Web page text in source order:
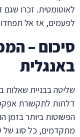
לאוטומטית. זכרו שגם
לפעמים, אז אל
סיכום –
באנגלית
שליטה בבניית שאלות
דלתות לתקשורת
הפשוטות ביותר בזמן
מתקדמים, כל סוג של